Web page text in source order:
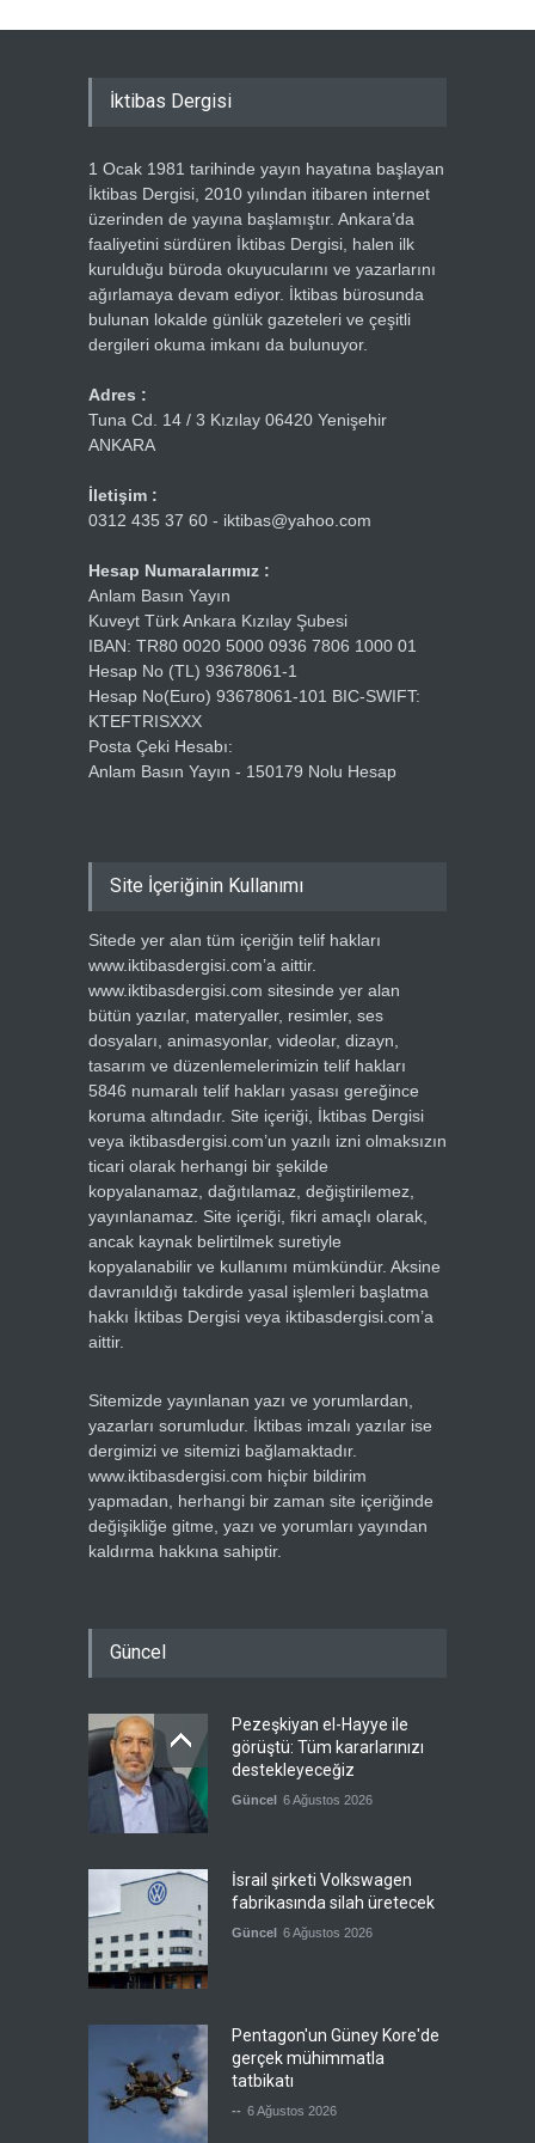
İktibas Dergisi
1 Ocak 1981 tarihinde yayın hayatına başlayan
İktibas Dergisi, 2010 yılından itibaren internet
üzerinden de yayına başlamıştır. Ankara’da
faaliyetini sürdüren İktibas Dergisi, halen ilk
kurulduğu büroda okuyucularını ve yazarlarını
ağırlamaya devam ediyor. İktibas bürosunda
bulunan lokalde günlük gazeteleri ve çeşitli
dergileri okuma imkanı da bulunuyor.
Adres :
Tuna Cd. 14 / 3 Kızılay 06420 Yenişehir
ANKARA
İletişim :
0312 435 37 60 - iktibas@yahoo.com
Hesap Numaralarımız :
Anlam Basın Yayın
Kuveyt Türk Ankara Kızılay Şubesi
IBAN: TR80 0020 5000 0936 7806 1000 01
Hesap No (TL) 93678061-1
Hesap No(Euro) 93678061-101 BIC-SWIFT:
KTEFTRISXXX
Posta Çeki Hesabı:
Anlam Basın Yayın - 150179 Nolu Hesap
Site İçeriğinin Kullanımı
Sitede yer alan tüm içeriğin telif hakları
www.iktibasdergisi.com’a aittir.
www.iktibasdergisi.com sitesinde yer alan
bütün yazılar, materyaller, resimler, ses
dosyaları, animasyonlar, videolar, dizayn,
tasarım ve düzenlemelerimizin telif hakları
5846 numaralı telif hakları yasası gereğince
koruma altındadır. Site içeriği, İktibas Dergisi
veya iktibasdergisi.com’un yazılı izni olmaksızın
ticari olarak herhangi bir şekilde
kopyalanamaz, dağıtılamaz, değiştirilemez,
yayınlanamaz. Site içeriği, fikri amaçlı olarak,
ancak kaynak belirtilmek suretiyle
kopyalanabilir ve kullanımı mümkündür. Aksine
davranıldığı takdirde yasal işlemleri başlatma
hakkı İktibas Dergisi veya iktibasdergisi.com’a
aittir.
Sitemizde yayınlanan yazı ve yorumlardan,
yazarları sorumludur. İktibas imzalı yazılar ise
dergimizi ve sitemizi bağlamaktadır.
www.iktibasdergisi.com hiçbir bildirim
yapmadan, herhangi bir zaman site içeriğinde
değişikliğe gitme, yazı ve yorumları yayından
kaldırma hakkına sahiptir.
Güncel
Pezeşkiyan el-Hayye ile
görüştü: Tüm kararlarınızı
destekleyeceğiz
Güncel 6 Ağustos 2026
İsrail şirketi Volkswagen
fabrikasında silah üretecek
Güncel 6 Ağustos 2026
Pentagon'un Güney Kore'de
gerçek mühimmatla
tatbikatı
-- 6 Ağustos 2026